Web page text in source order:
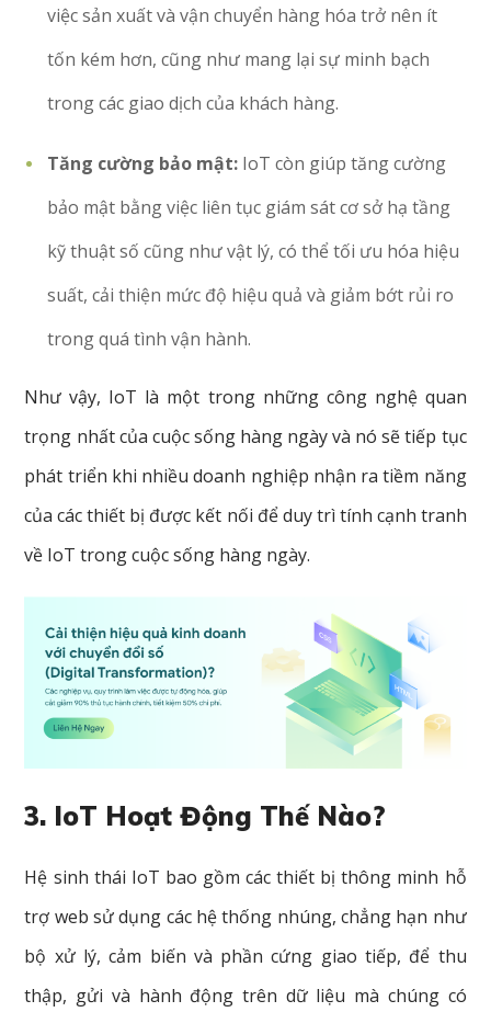
việc sản xuất và vận chuyển hàng hóa trở nên ít
tốn kém hơn, cũng như mang lại sự minh bạch
trong các giao dịch của khách hàng.
Tăng cường bảo mật: IoT còn giúp tăng cường
bảo mật bằng việc liên tục giám sát cơ sở hạ tầng
kỹ thuật số cũng như vật lý, có thể tối ưu hóa hiệu
suất, cải thiện mức độ hiệu quả và giảm bớt rủi ro
trong quá tình vận hành.
Như vậy, IoT là một trong những công nghệ quan
trọng nhất của cuộc sống hàng ngày và nó sẽ tiếp tục
phát triển khi nhiều doanh nghiệp nhận ra tiềm năng
của các thiết bị được kết nối để duy trì tính cạnh tranh
về IoT trong cuộc sống hàng ngày.
3. IoT Hoạt Động Thế Nào?
Hệ sinh thái IoT bao gồm các thiết bị thông minh hỗ
trợ web sử dụng các hệ thống nhúng, chẳng hạn như
bộ xử lý, cảm biến và phần cứng giao tiếp, để thu
thập, gửi và hành động trên dữ liệu mà chúng có